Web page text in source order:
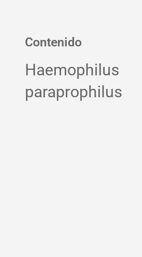
Contenido
Haemophilus
paraprophilus